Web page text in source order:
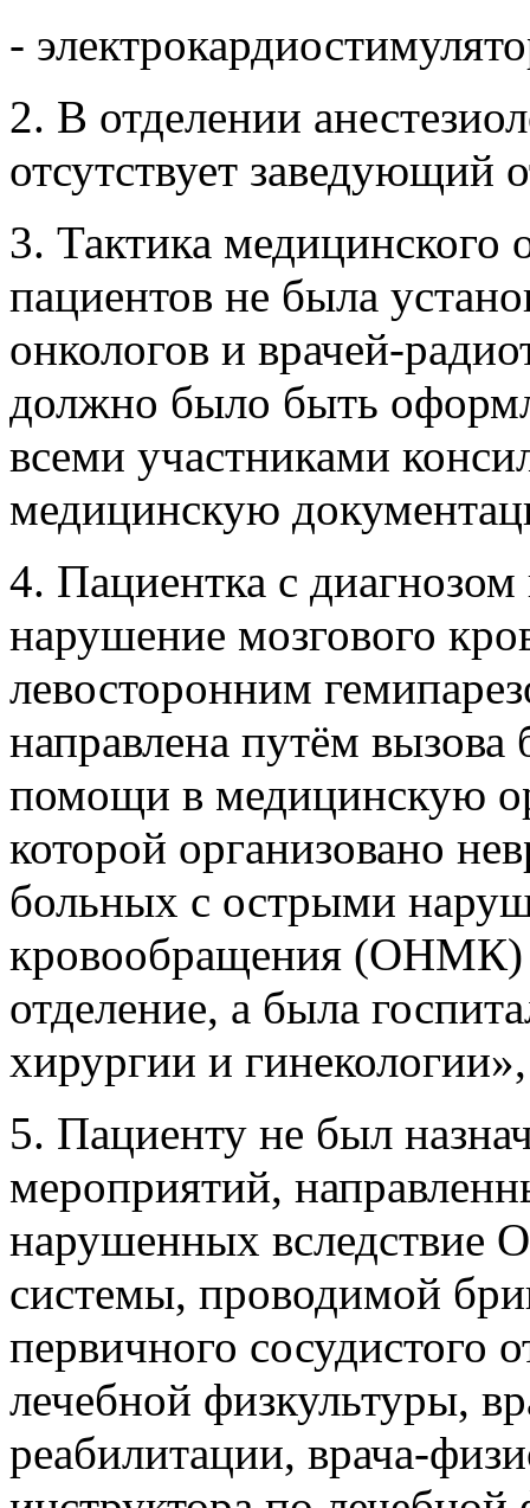
-
2. В отделении
отсутствует заведующий
3. Тактика медицинского
пациентов не была
онкологов и врачей-
должно было быть
всеми участниками
медицинскую
4. Пациентка с
нарушение мозгового
левосторонним
направлена путём
помощи в медицинскую
которой организовано
больных с острыми
кровообращения (ОНМК)
отделение, а была
хирургии и
5. Пациенту не был
мероприятий,
нарушенных
системы, проводимой
первичного сосудистого
лечебной физкультуры,
реабилитации, врача-